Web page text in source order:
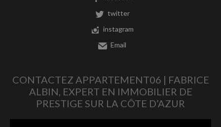
twitter
instagram
Email
CONTACTEZ APPARTEMENT06 | FABRICE
ALBIN, EXPERT EN IMMOBILIER DE
PRESTIGE SUR LA CÔTE D’AZUR